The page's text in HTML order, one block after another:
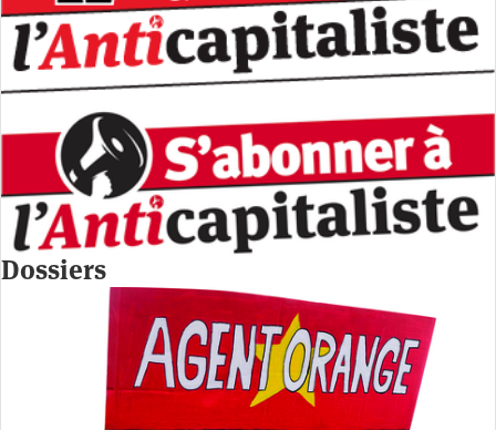
Dossiers